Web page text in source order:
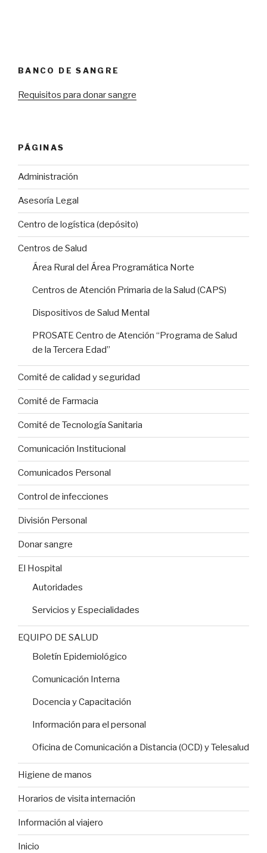
BANCO DE SANGRE
Requisitos para donar sangre
PÁGINAS
Administración
Asesoría Legal
Centro de logística (depósito)
Centros de Salud
Área Rural del Área Programática Norte
Centros de Atención Primaria de la Salud (CAPS)
Dispositivos de Salud Mental
PROSATE Centro de Atención “Programa de Salud
de la Tercera Edad”
Comité de calidad y seguridad
Comité de Farmacia
Comité de Tecnología Sanitaria
Comunicación Institucional
Comunicados Personal
Control de infecciones
División Personal
Donar sangre
El Hospital
Autoridades
Servicios y Especialidades
EQUIPO DE SALUD
Boletín Epidemiológico
Comunicación Interna
Docencia y Capacitación
Información para el personal
Oficina de Comunicación a Distancia (OCD) y Telesalud
Higiene de manos
Horarios de visita internación
Información al viajero
Inicio